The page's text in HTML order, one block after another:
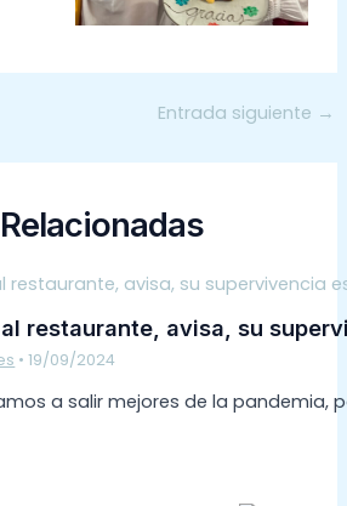
Entrada siguiente →
restaurante, avisa, su
•19/09/2024
a salir mejores de la pandemia,